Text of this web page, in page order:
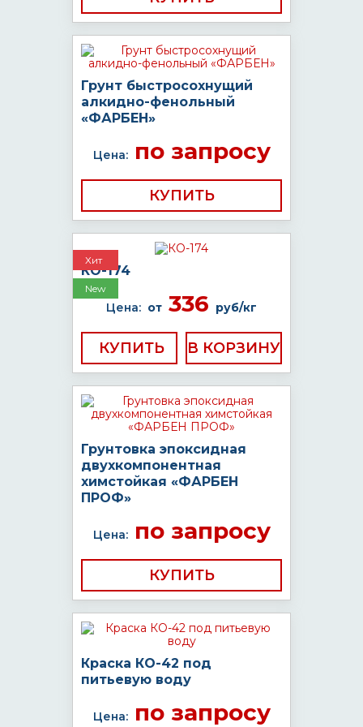
Грунт быстросохнущий
алкидно-фенольный
«ФАРБЕН»
Цена:по запросу
КУПИТЬ
Хит
New
КО-174
Цена: от 336 руб/кг
КУПИТЬ
Грунтовка эпоксидная
двухкомпонентная
химстойкая «ФАРБЕН
ПРОФ»
Цена:по запросу
КУПИТЬ
Краска КО-42 под
питьевую воду
Цена:по запросу